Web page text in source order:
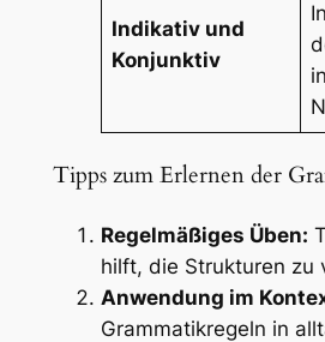
Indikativ und
Konjunktiv
Tipps zum Erlernen der
Regelmäßiges Üben:
hilft, die Strukturen zu
Anwendung im
Grammatikregeln in